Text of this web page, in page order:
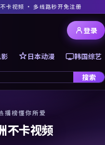
卡视频 · 多线路秒开免注册
日本动漫 韩国综艺
搜索
登录
播榜懂你所爱
不卡视频